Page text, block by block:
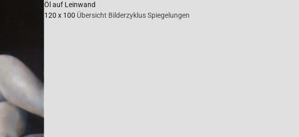
Öl auf Leinwand
120 x 100 Übersicht Bilderzyklus Spiegelungen